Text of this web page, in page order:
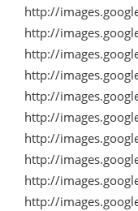
http://
http://
http://
http://
http://
http://
http://
http://
http://
http://